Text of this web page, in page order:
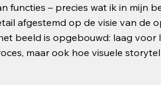
functies – precies wat ik in mijn
afgestemd op de visie van de
beeld is opgebouwd: laag voor
maar ook hoe visuele